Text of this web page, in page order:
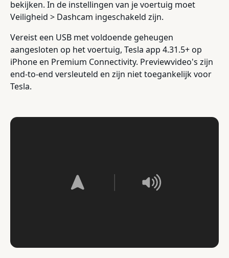
bekijken. In de instellingen van je voertuig moet
Veiligheid > Dashcam ingeschakeld zijn.
Vereist een USB met voldoende geheugen
aangesloten op het voertuig, Tesla app 4.31.5+ op
iPhone en Premium Connectivity. Previewvideo's zijn
end-to-end versleuteld en zijn niet toegankelijk voor
Tesla.